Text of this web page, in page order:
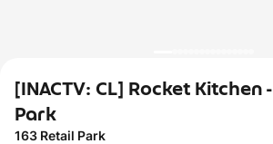
[INACTV: CL] Rocket Kitchen
Park
163 Retail Park